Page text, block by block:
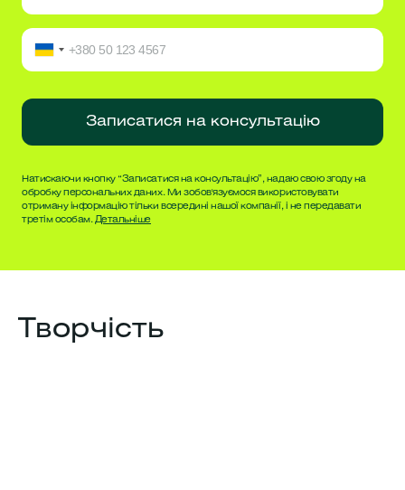
Записатися на консультацію
Натискаючи кнопку “Записатися на консультацію”, надаю свою згоду на
обробку персональних даних. Ми зобов'язуємося використовувати
отриману інформацію тільки всередині нашої компанії, і не передавати
третім особам. Детальніше
Творчість